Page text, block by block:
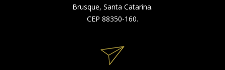
Brusque, Santa Catarina.
CEP 88350-160.